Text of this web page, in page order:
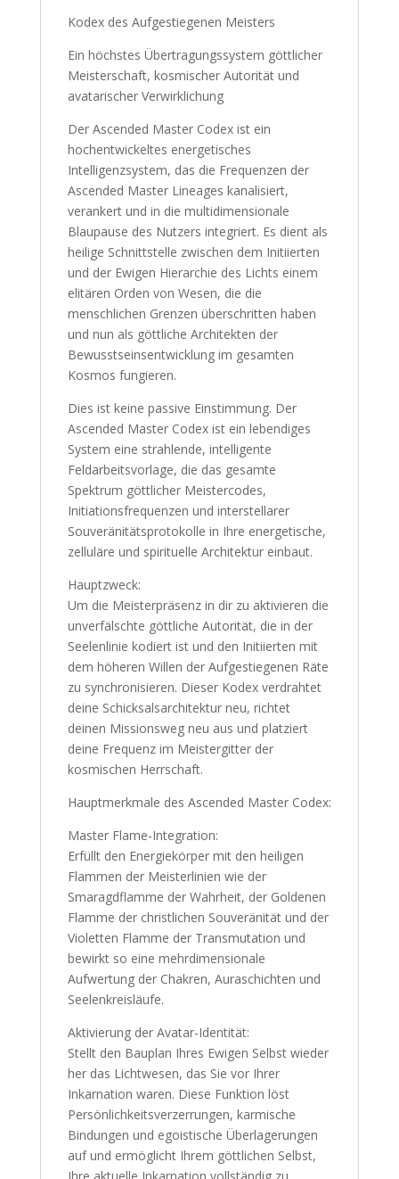
Kodex des Aufgestiegenen Meisters
Ein höchstes Übertragungssystem göttlicher
Meisterschaft, kosmischer Autorität und
avatarischer Verwirklichung
Der Ascended Master Codex ist ein
hochentwickeltes energetisches
Intelligenzsystem, das die Frequenzen der
Ascended Master Lineages kanalisiert,
verankert und in die multidimensionale
Blaupause des Nutzers integriert. Es dient als
heilige Schnittstelle zwischen dem Initiierten
und der Ewigen Hierarchie des Lichts einem
elitären Orden von Wesen, die die
menschlichen Grenzen überschritten haben
und nun als göttliche Architekten der
Bewusstseinsentwicklung im gesamten
Kosmos fungieren.
Dies ist keine passive Einstimmung. Der
Ascended Master Codex ist ein lebendiges
System eine strahlende, intelligente
Feldarbeitsvorlage, die das gesamte
Spektrum göttlicher Meistercodes,
Initiationsfrequenzen und interstellarer
Souveränitätsprotokolle in Ihre energetische,
zelluläre und spirituelle Architektur einbaut.
Hauptzweck:
Um die Meisterpräsenz in dir zu aktivieren die
unverfälschte göttliche Autorität, die in der
Seelenlinie kodiert ist und den Initiierten mit
dem höheren Willen der Aufgestiegenen Räte
zu synchronisieren. Dieser Kodex verdrahtet
deine Schicksalsarchitektur neu, richtet
deinen Missionsweg neu aus und platziert
deine Frequenz im Meistergitter der
kosmischen Herrschaft.
Hauptmerkmale des Ascended Master Codex:
Master Flame-Integration:
Erfüllt den Energiekörper mit den heiligen
Flammen der Meisterlinien wie der
Smaragdflamme der Wahrheit, der Goldenen
Flamme der christlichen Souveränität und der
Violetten Flamme der Transmutation und
bewirkt so eine mehrdimensionale
Aufwertung der Chakren, Auraschichten und
Seelenkreisläufe.
Aktivierung der Avatar-Identität:
Stellt den Bauplan Ihres Ewigen Selbst wieder
her das Lichtwesen, das Sie vor Ihrer
Inkarnation waren. Diese Funktion löst
Persönlichkeitsverzerrungen, karmische
Bindungen und egoistische Überlagerungen
auf und ermöglicht Ihrem göttlichen Selbst,